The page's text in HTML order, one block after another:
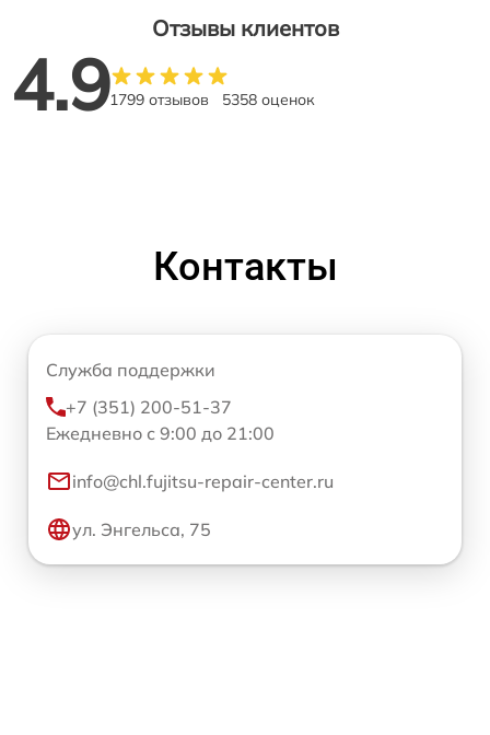
Отзывы клиентов
4.91799 отзывов 5358 оценок
Контакты
Служба поддержки
+7 (351) 200-51-37
Ежедневно с 9:00 до 21:00
info@chl.fujitsu-repair-center.ru
ул. Энгельса, 75